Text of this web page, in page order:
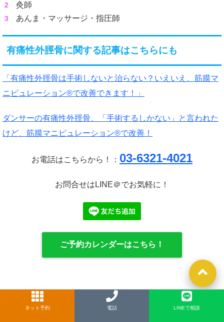
LINE
灸師
あんま・マッサージ・指圧師
有痛性外脛骨に関する記事はこちらにも
「有痛性外脛骨は手術しないと治らない？いえいえ、筋膜マ
ニピュレーション®で改善できます！」
ダンサーの有痛性外脛骨、「手術するしかない」と言われた
けど、筋膜マニピュレーション®で改善！
お電話はこちらから！： 03-6321-4021
お問合せはLINE＠でお気軽に！
ご予約カレンダーはこちら！
ネット予約 電話 LINEで相談